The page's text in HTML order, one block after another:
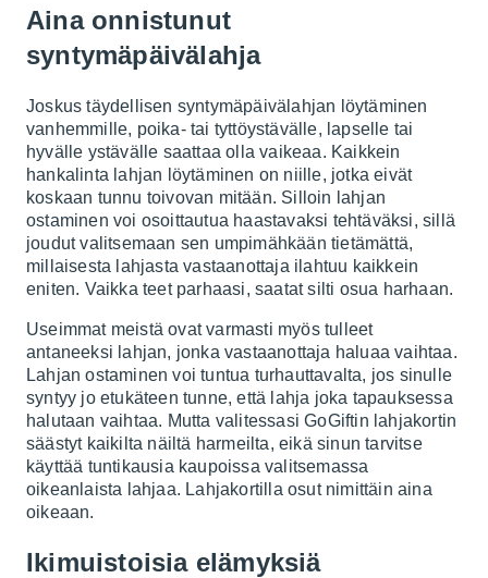
Aina onnistunut
syntymäpäivälahja
Joskus täydellisen syntymäpäivälahjan löytäminen
vanhemmille, poika- tai tyttöystävälle, lapselle tai
hyvälle ystävälle saattaa olla vaikeaa. Kaikkein
hankalinta lahjan löytäminen on niille, jotka eivät
koskaan tunnu toivovan mitään. Silloin lahjan
ostaminen voi osoittautua haastavaksi tehtäväksi, sillä
joudut valitsemaan sen umpimähkään tietämättä,
millaisesta lahjasta vastaanottaja ilahtuu kaikkein
eniten. Vaikka teet parhaasi, saatat silti osua harhaan.
Useimmat meistä ovat varmasti myös tulleet
antaneeksi lahjan, jonka vastaanottaja haluaa vaihtaa.
Lahjan ostaminen voi tuntua turhauttavalta, jos sinulle
syntyy jo etukäteen tunne, että lahja joka tapauksessa
halutaan vaihtaa. Mutta valitessasi GoGiftin lahjakortin
säästyt kaikilta näiltä harmeilta, eikä sinun tarvitse
käyttää tuntikausia kaupoissa valitsemassa
oikeanlaista lahjaa. Lahjakortilla osut nimittäin aina
oikeaan.
Ikimuistoisia elämyksiä